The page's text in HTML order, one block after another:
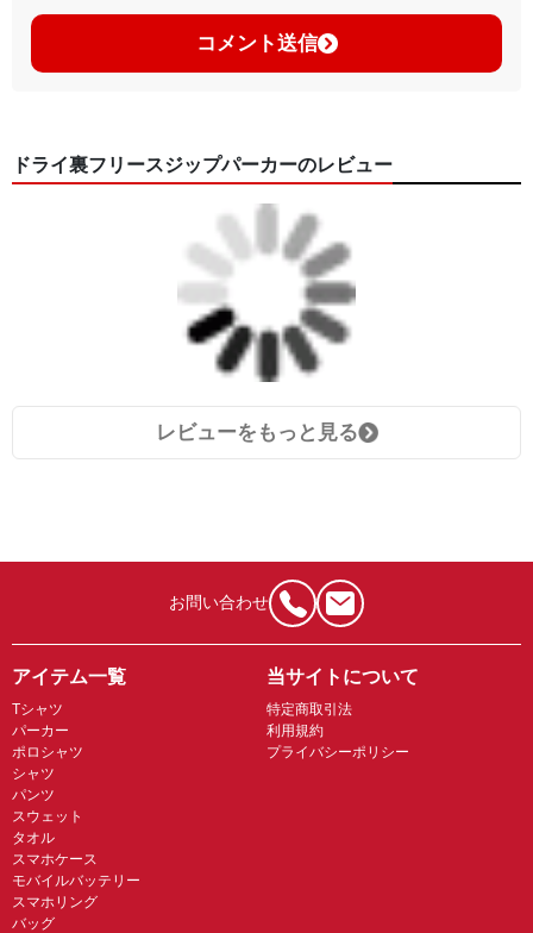
コメント送信
ドライ裏フリースジップパーカーのレビュー
レビューをもっと見る
お問い合わせ
アイテム一覧
Tシャツ
パーカー
ポロシャツ
シャツ
パンツ
スウェット
タオル
スマホケース
モバイルバッテリー
スマホリング
バッグ
当サイトについて
特定商取引法
利用規約
プライバシーポリシー